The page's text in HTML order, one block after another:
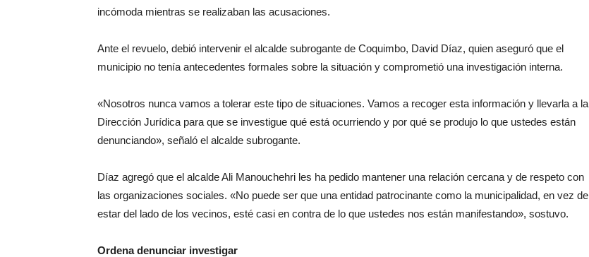
incómoda mientras se realizaban las acusaciones.
Ante el revuelo, debió intervenir el alcalde subrogante de Coquimbo, David Díaz, quien aseguró que el
municipio no tenía antecedentes formales sobre la situación y comprometió una investigación interna.
«Nosotros nunca vamos a tolerar este tipo de situaciones. Vamos a recoger esta información y llevarla a la
Dirección Jurídica para que se investigue qué está ocurriendo y por qué se produjo lo que ustedes están
denunciando», señaló el alcalde subrogante.
Díaz agregó que el alcalde Ali Manouchehri les ha pedido mantener una relación cercana y de respeto con
las organizaciones sociales. «No puede ser que una entidad patrocinante como la municipalidad, en vez de
estar del lado de los vecinos, esté casi en contra de lo que ustedes nos están manifestando», sostuvo.
Ordena denunciar investigar